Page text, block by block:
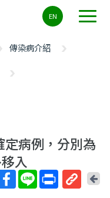
EN
傳染病介紹
病例，分別為
入
回